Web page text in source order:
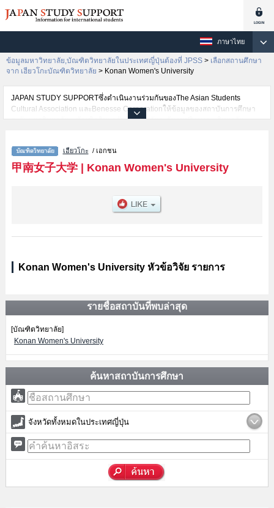
ภาษาไทย
ข้อมูลมหาวิทยาลัย,บัณฑิตวิทยาลัยในประเทศญี่ปุ่นต้องที่ JPSS > เลือกสถานศึกษา
จาก เฮียวโกะบัณฑิตวิทยาลัย > Konan Women's University
JAPAN STUDY SUPPORTซึ่งดำเนินงานร่วมกันของThe Asian Students
Cultural Association และBenesse Corporationให้ข้อมูลของสถาบันการศึกษา
ระดับมหาวิทยาลัย・บัณฑิตวิทยาลัย・วิทยาลัยระดับอนุปริญญา・วิทยาลัย
นักศึกษาต่างชาติเช่น เป็นต้น,ข้อมูลของแต่ละสาขาวิจัย,ข้อมูลการสอบคัดเลือก
เข้าศึกษาเช่นจำนวนคนที่รับสมัครหรือจำนวนคนที่ผ่านการสอบคัดเลือก
เป็นต้น,แนะนำสถานที่,การเดินทางเป็นต้นไว้ด้วยดังนั้นขอเชิญใช้บริการค้นหา
เฮียวโกะ / เอกชน
甲南女子大学| Konan Women's University
Konan Women's University หัวข้อวิจัย รายการ
รายชื่อสถาบันที่พบล่าสุด
[บัณฑิตวิทยาลัย]
Konan Women's University
ค้นหาสถาบันการศึกษา
จังหวัดทั้งหมดในประเทศญี่ปุ่น